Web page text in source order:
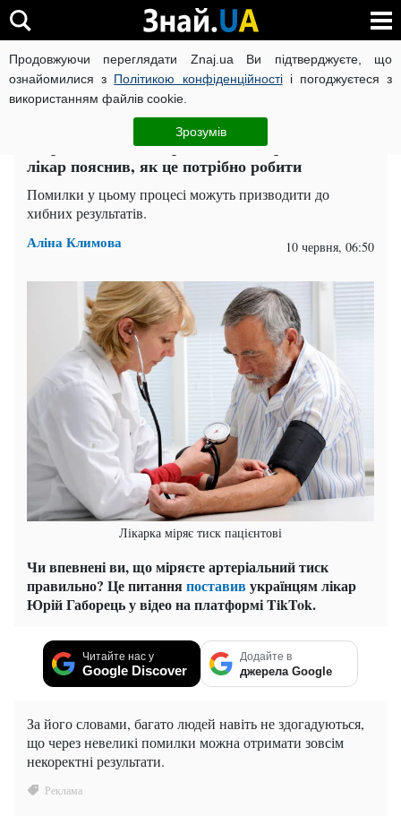
Продовжуючи переглядати Znaj.ua Ви підтверджуєте, що
ознайомилися з Політикою конфіденційностіі погоджуєтеся з
використанням файлів cookie.
Зрозумів
ВІЙНА РОСІЇ ПРОТИ УКРАЇНИ КОРОНАВІРУС В УКРАЇНІ
ЧИТАТЬ НА РУССКОМ
Ви роками могли міряти тиск неправильно:
лікар пояснив, як це потрібно робити
Помилки у цьому процесі можуть призводити до
хибних результатів.
Аліна Климова 10 червня, 06:50
Лікарка міряє тиск пацієнтові
Чи впевнені ви, що міряєте артеріальний тиск
правильно? Це питанняпоставивукраїнцям лікар
Юрій Габорець у відео на платформі TikTok.
Читайте нас у
Google Discover
Додайте в
джерела Google
За його словами, багато людей навіть не здогадуються,
що через невеликі помилки можна отримати зовсім
некоректні результати.